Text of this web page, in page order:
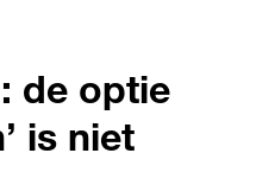
de optie
is niet